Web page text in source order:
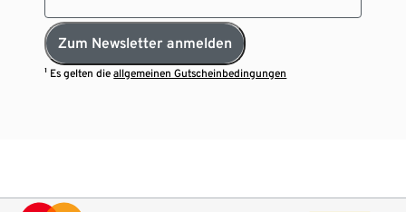
Zum Newsletter anmelden
¹ Es gelten dieallgemeinen Gutscheinbedingungen